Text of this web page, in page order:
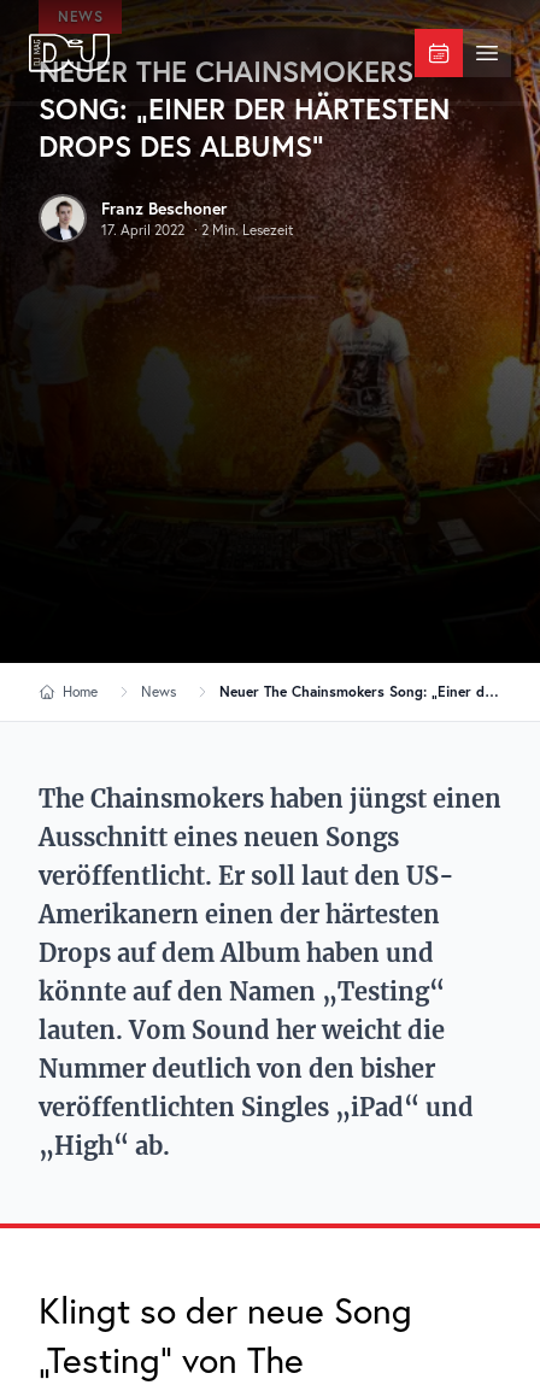
Zum Hauptinhalt springen
DJ Mag Germany Menü
NEWS
NEUER THE CHAINSMOKERS
SONG: „EINER DER HÄRTESTEN
DROPS DES ALBUMS“
Franz Beschoner
17. April 2022 ·2Min. Lesezeit
Home News Neuer The Chainsmokers Song: „Einer der härtesten Drops des Albums“
The Chainsmokers haben jüngst einen
Ausschnitt eines neuen Songs
veröffentlicht. Er soll laut den US-
Amerikanern einen der härtesten
Drops auf dem Album haben und
könnte auf den Namen „Testing“
lauten. Vom Sound her weicht die
Nummer deutlich von den bisher
veröffentlichten Singles „iPad“ und
„High“ ab.
Klingt so der neue Song
„Testing“ von The